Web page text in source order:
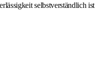
selbstverständlich ist